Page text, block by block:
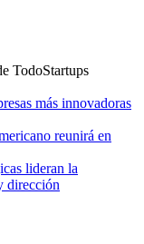
TodoStartups
más innovadoras
reunirá en
lideran la
dirección